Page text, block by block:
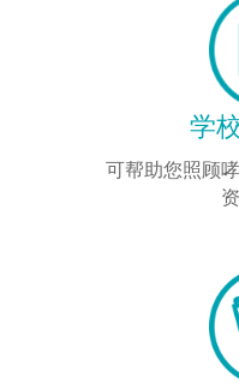
学
可帮助您照顾